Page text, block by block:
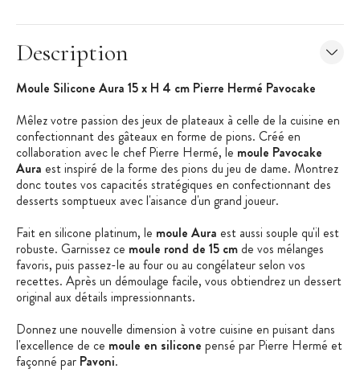
Description
Moule Silicone Aura 15 x H 4 cm Pierre Hermé Pavocake
Mêlez votre passion des jeux de plateaux à celle de la cuisine en
confectionnant des gâteaux en forme de pions. Créé en
collaboration avec le chef Pierre Hermé, le moule Pavocake
Aura est inspiré de la forme des pions du jeu de dame. Montrez
donc toutes vos capacités stratégiques en confectionnant des
desserts somptueux avec l'aisance d'un grand joueur.
Fait en silicone platinum, le moule Aura est aussi souple qu'il est
robuste. Garnissez ce moule rond de 15 cm de vos mélanges
favoris, puis passez-le au four ou au congélateur selon vos
recettes. Après un démoulage facile, vous obtiendrez un dessert
original aux détails impressionnants.
Donnez une nouvelle dimension à votre cuisine en puisant dans
l'excellence de ce moule en silicone pensé par Pierre Hermé et
façonné par Pavoni.